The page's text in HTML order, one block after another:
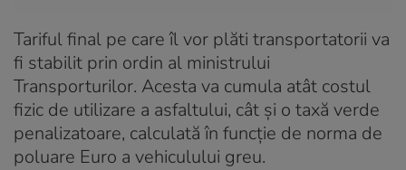
Tariful final pe care îl vor plăti transportatorii va
fi stabilit prin ordin al ministrului
Transporturilor. Acesta va cumula atât costul
fizic de utilizare a asfaltului, cât și o taxă verde
penalizatoare, calculată în funcție de norma de
poluare Euro a vehiculului greu.